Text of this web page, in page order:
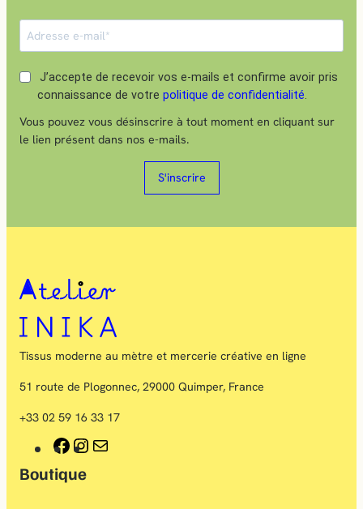
J’accepte de recevoir vos e-mails et confirme avoir pris
connaissance de votre politique de confidentialité.
Vous pouvez vous désinscrire à tout moment en cliquant sur
le lien présent dans nos e-mails.
S'inscrire
Tissus moderne au mètre et mercerie créative en ligne
51 route de Plogonnec, 29000 Quimper, France
+33 02 59 16 33 17
F
a
I
Boutique